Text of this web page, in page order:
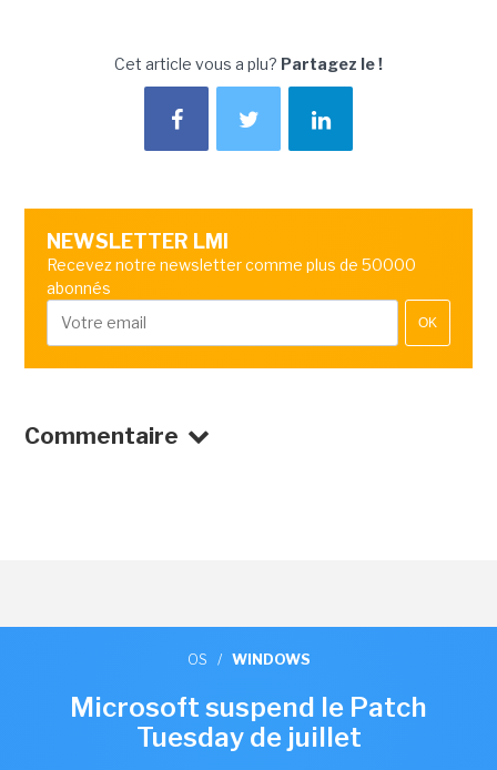
Cet article vous a plu? Partagez le !
NEWSLETTER LMI
Recevez notre newsletter comme plus de 50000
abonnés
OK
Commentaire
OS / WINDOWS
Microsoft suspend le Patch
Tuesday de juillet